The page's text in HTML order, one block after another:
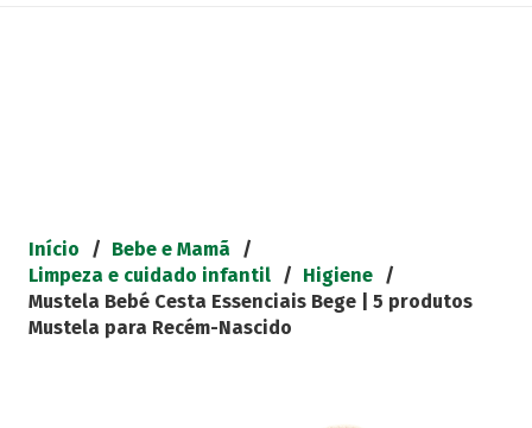
Início / Bebe e Mamã
/
Limpeza e cuidado infantil / Higiene /
Mustela Bebé Cesta Essenciais Bege | 5 produtos
Mustela para Recém-Nascido